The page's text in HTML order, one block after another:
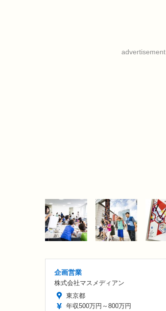
advertisement
企画営業
株式会社マスメディアン
東京都
年収500万円～800万円